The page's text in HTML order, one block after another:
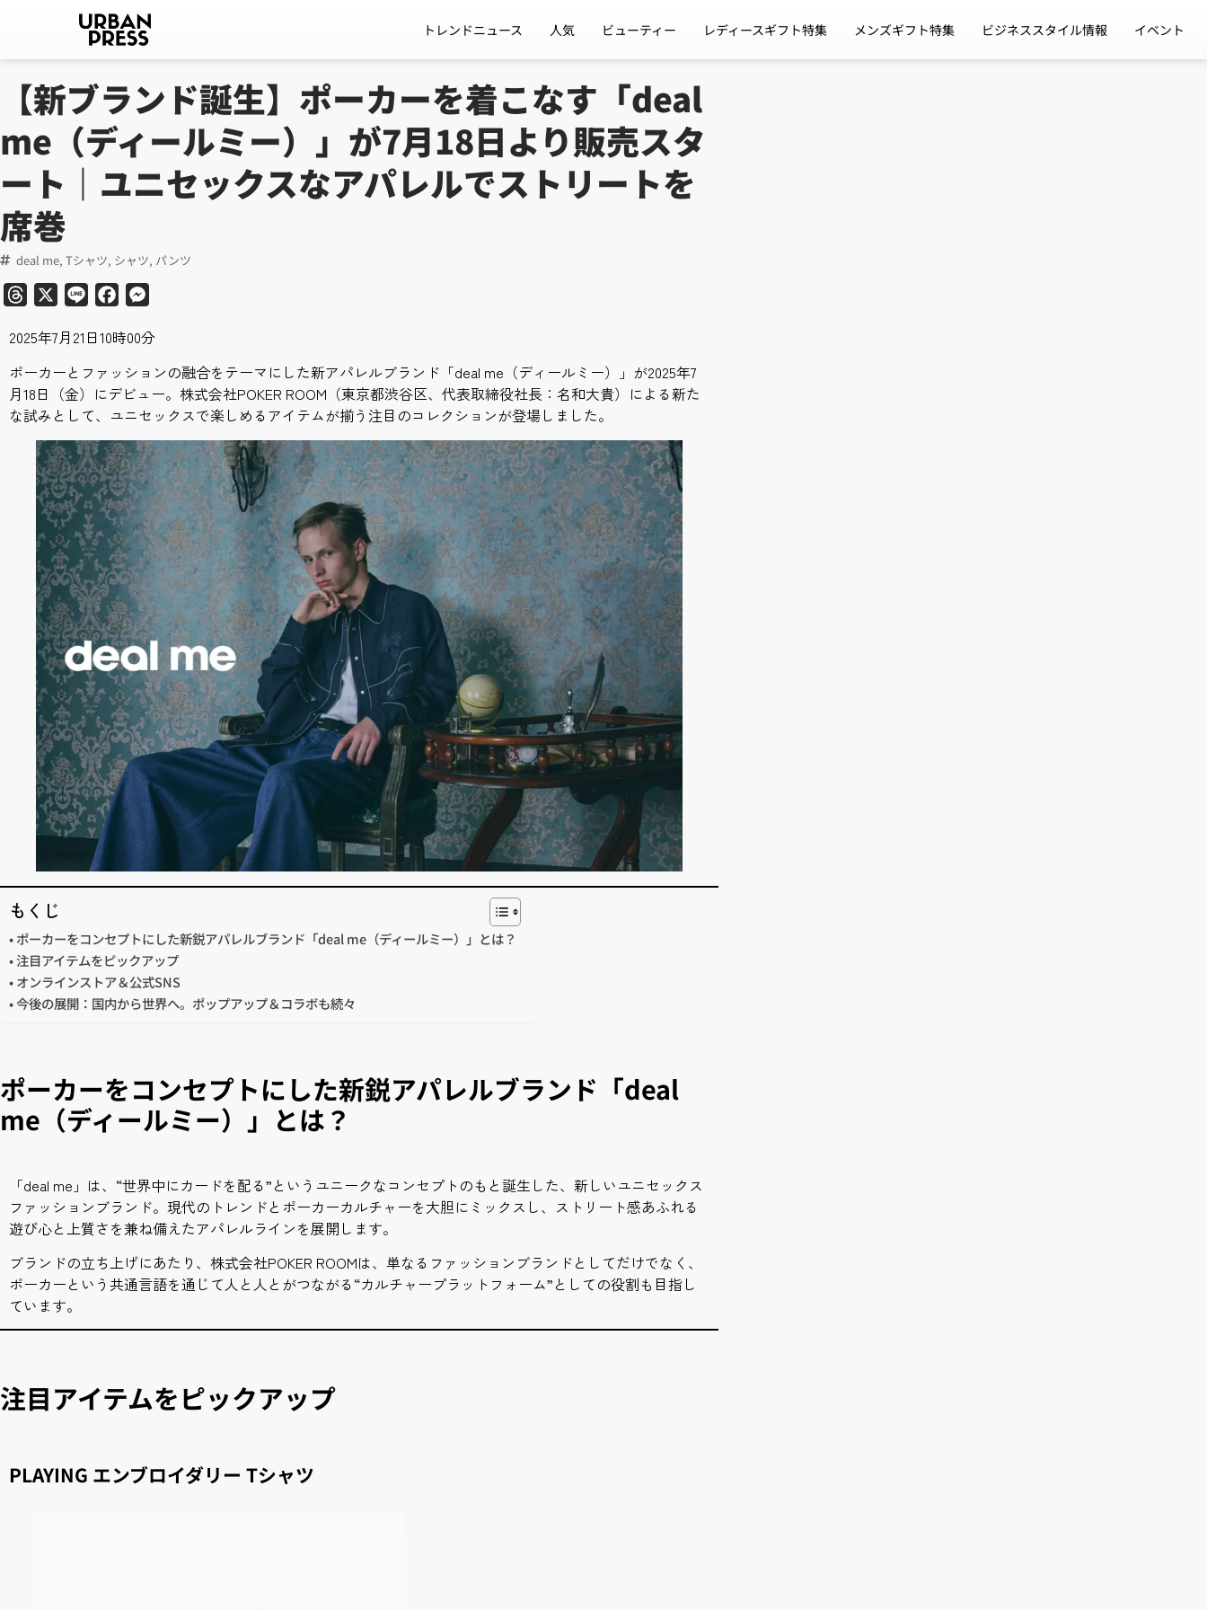
トレンドニュース 人気 ビューティー レディースギフト特集 メンズギフト特集 ビジネススタイル情報 イベント
【新ブランド誕生】ポーカーを着こなす「deal
me（ディールミー）」が7月18日より販売スタ
ート｜ユニセックスなアパレルでストリートを
席巻
deal me, Tシャツ, シャツ, パンツ
Threads Line Facebook
2025年7月21日10時00分
ポーカーとファッションの融合をテーマにした新アパレルブランド「deal me（ディールミー）」が2025年7
月18日（金）にデビュー。株式会社POKER ROOM（東京都渋谷区、代表取締役社長：名和大貴）による新た
な試みとして、ユニセックスで楽しめるアイテムが揃う注目のコレクションが登場しました。
もくじ
ポーカーをコンセプトにした新鋭アパレルブランド「deal me（ディールミー）」とは？
注目アイテムをピックアップ
オンラインストア＆公式SNS
今後の展開：国内から世界へ。ポップアップ＆コラボも続々
ポーカーをコンセプトにした新鋭アパレルブランド「deal
me（ディールミー）」とは？
「deal me」は、“世界中にカードを配る”というユニークなコンセプトのもと誕生した、新しいユニセックス
ファッションブランド。現代のトレンドとポーカーカルチャーを大胆にミックスし、ストリート感あふれる
遊び心と上質さを兼ね備えたアパレルラインを展開します。
ブランドの立ち上げにあたり、株式会社POKER ROOMは、単なるファッションブランドとしてだけでなく、
ポーカーという共通言語を通じて人と人とがつながる“カルチャープラットフォーム”としての役割も目指し
ています。
注目アイテムをピックアップ
PLAYING エンブロイダリー Tシャツ